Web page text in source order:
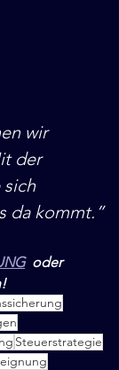
wir
der
da kommt.”
  oder
Steuerstrategie